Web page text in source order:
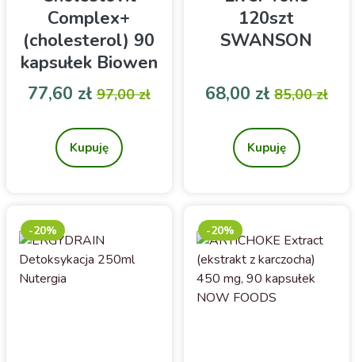
Complex+
(cholesterol) 90
kapsułek Biowen
utrzymanie prawidłowego
poziomu cholesterolu
Cena
77,60 złCena podstawowa
97,00 zł
Kupuję
120szt
SWANSON
Cena
68,00 złCena
85,00 zł
Kupuję
-20% -20%